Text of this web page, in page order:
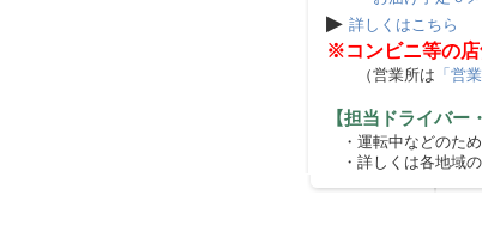
▶ 詳しくはこちら
※コンビニ等の店
（営業所は 「営
【担当ドライバー
・運転中などのため
・詳しくは各地域の